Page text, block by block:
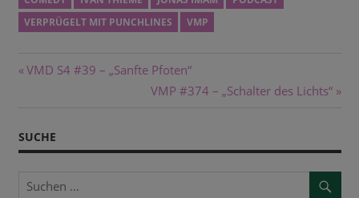
VERPRÜGELT MIT PUNCHLINES
VMP
Beitragsnavigation
Vorheriger
VMD S4 #39 – „Sanfte Pfoten“
Nächster
VMP #374 – „Schalter des Lichts“
SUCHE